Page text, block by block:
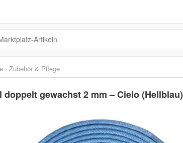
› Zubehör & Pflege
gewachst 2 mm – Cielo (Hellblau)